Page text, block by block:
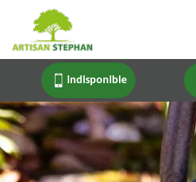
indisponible